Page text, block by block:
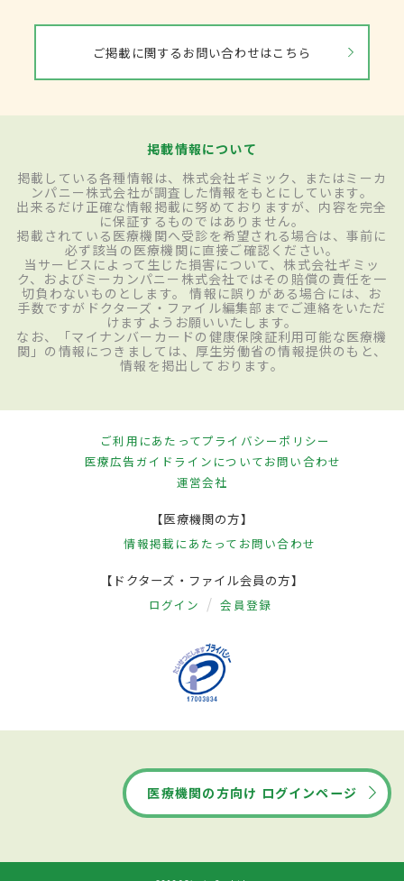
ご掲載に関するお問い合わせはこちら
掲載情報について
掲載している各種情報は、株式会社ギミック、またはミーカ
ンパニー株式会社が調査した情報をもとにしています。
出来るだけ正確な情報掲載に努めておりますが、内容を完全
に保証するものではありません。
掲載されている医療機関へ受診を希望される場合は、事前に
必ず該当の医療機関に直接ご確認ください。
当サービスによって生じた損害について、株式会社ギミッ
ク、およびミーカンパニー株式会社ではその賠償の責任を一
切負わないものとします。 情報に誤りがある場合には、お
手数ですがドクターズ・ファイル編集部までご連絡をいただ
けますようお願いいたします。
なお、「マイナンバーカードの健康保険証利用可能な医療機
関」の情報につきましては、厚生労働省の情報提供のもと、
情報を掲出しております。
ご利用にあたってプライバシーポリシー
医療広告ガイドラインについてお問い合わせ
運営会社
【医療機関の方】
情報掲載にあたって お問い合わせ
【ドクターズ・ファイル会員の方】
ログイン 会員登録
医療機関の方向け ログインページ